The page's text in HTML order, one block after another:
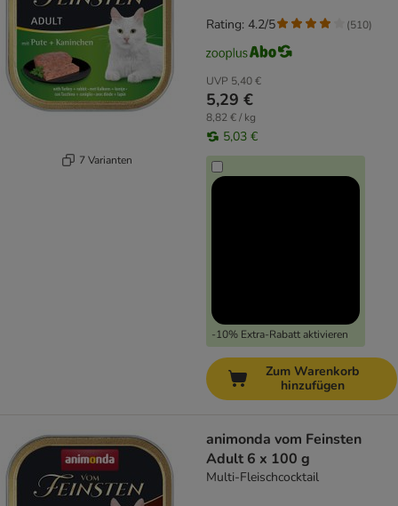
7 Varianten
UVP 5,40 €
5,29 €
8,82 € / kg
5,03 €
-10% Extra-Rabatt aktivieren
Rating: 4.2/5 (510)
Zum Warenkorb
hinzufügen
animonda vom Feinsten
Adult 6 x 100 g
Multi-Fleischcocktail